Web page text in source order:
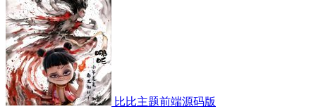
比比主题前端源码版